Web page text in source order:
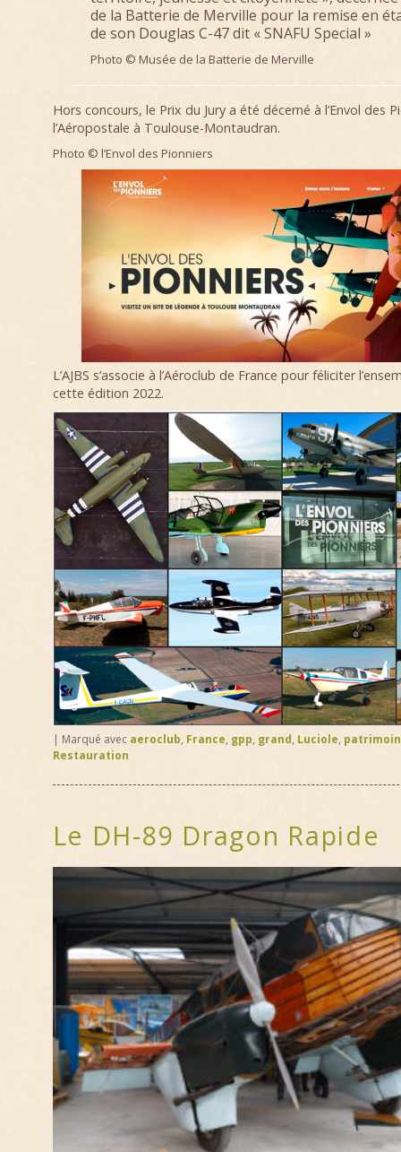
de la Batterie de Merville pour la remise en
de son Douglas C-47 dit « SNAFU Special »
Photo © Musée de la Batterie de Merville
Hors concours, le Prix du Jury a été décerné à l’Envol des
l’Aéropostale à Toulouse-Montaudran.
Photo © l’Envol des Pionniers
L’AJBS s’associe à l’Aéroclub de France pour féliciter
cette édition 2022.
| Marqué avec aeroclub, France, gpp, grand, Luciole,
Restauration
Le DH-89 Dragon Rapide